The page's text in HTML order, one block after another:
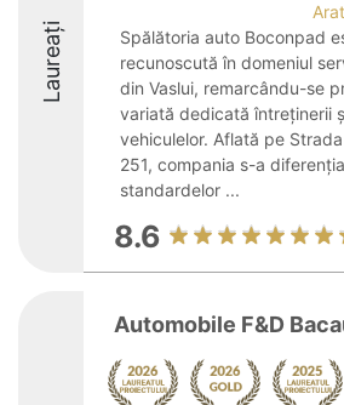
Laureați
Spălătoria auto Boconpad
recunoscută în domeniul
din Vaslui, remarcându-se
variată dedicată întreținerii
vehiculelor. Aflată pe
251, compania s-a
standardelor ...
8.6
Automobile F&D